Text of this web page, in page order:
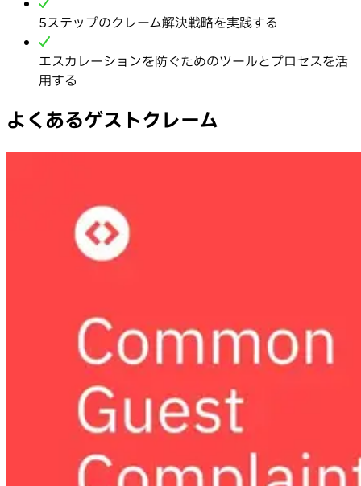
5ステップのクレーム解決戦略を実践する
エスカレーションを防ぐためのツールとプロセスを活
用する
よくあるゲストクレーム